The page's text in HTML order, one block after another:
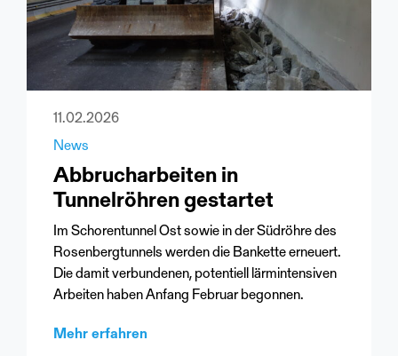
11.02.2026
News
Abbrucharbeiten in
Tunnelröhren gestartet
Im Schorentunnel Ost sowie in der Südröhre des
Rosenbergtunnels werden die Bankette erneuert.
Die damit verbundenen, potentiell lärmintensiven
Arbeiten haben Anfang Februar begonnen.
Mehr erfahren